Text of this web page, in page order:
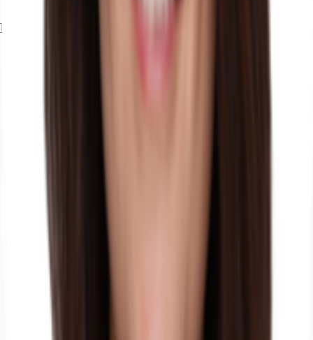
Exposé herunterladen